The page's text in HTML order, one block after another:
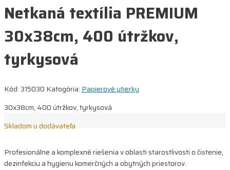
Netkaná textília PREMIUM
30x38cm, 400 útržkov,
tyrkysová
Kód:315030 Katogória:Papierové utierky
30x38cm, 400 útržkov, tyrkysová
Skladom u dodávateľa
Profesionálne a komplexné riešenia v oblasti starostlivosti o čistenie,
dezinfekciu a hygienu komerčných a obytných priestorov.